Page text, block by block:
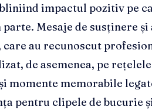
impactul pozitiv pe
Mesaje de susținere
au recunoscut
de asemenea, pe
momente memorabile
pentru clipele de bucurie